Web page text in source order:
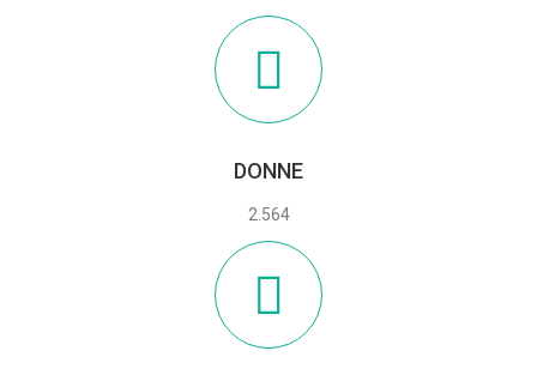
DONNE
2.564